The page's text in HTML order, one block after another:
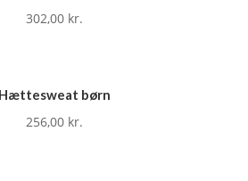
302,00 kr.
Hættesweat børn
256,00 kr.